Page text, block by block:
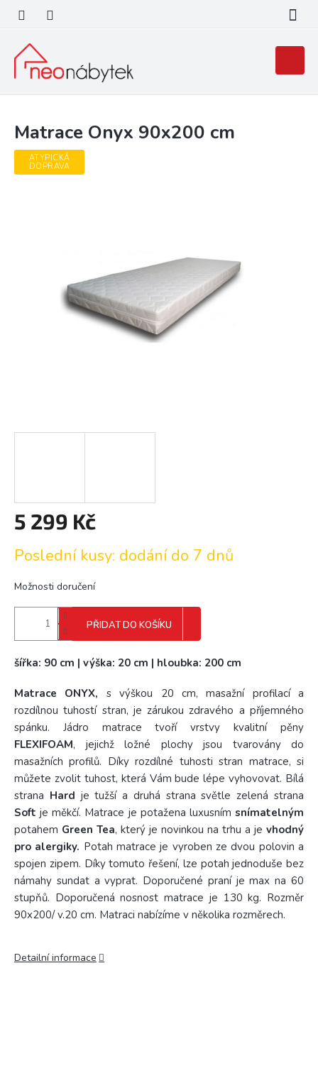
obsah
košík
Matrace Onyx 90x200 cm
ATYPICKÁ
DOPRAVA
5 299 Kč
cena:
Poslední kusy: dodání do 7 dnů
Možnosti doručení
PŘIDAT DO KOŠÍKU
šířka: 90 cm | výška: 20 cm | hloubka: 200 cm
Matrace ONYX, s výškou 20 cm, masažní profilací a
rozdílnou tuhostí stran, je zárukou zdravého a příjemného
spánku. Jádro matrace tvoří vrstvy kvalitní pěny
FLEXIFOAM, jejichž ložné plochy jsou tvarovány do
masažních profilů. Díky rozdílné tuhosti stran matrace, si
můžete zvolit tuhost, která Vám bude lépe vyhovovat. Bílá
strana Hard je tužší a druhá strana světle zelená strana
Soft je měkčí. Matrace je potažena luxusním snímatelným
potahem Green Tea, který je novinkou na trhu a je vhodný
pro alergiky. Potah matrace je vyroben ze dvou polovin a
spojen zipem. Díky tomuto řešení, lze potah jednoduše bez
námahy sundat a vyprat. Doporučené praní je max na 60
stupňů. Doporučená nosnost matrace je 130 kg. Rozměr
90x200/ v.20 cm. Matraci nabízíme v několika rozměrech.
Detailní informace